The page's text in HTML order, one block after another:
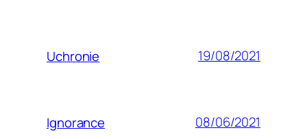
Uchronie 19/08/2021
Ignorance 08/06/2021